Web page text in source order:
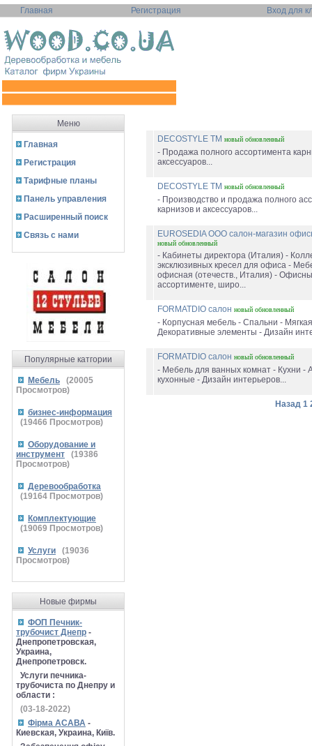
Главная Регистрация Вход для
Меню
Главная
Регистрация
Тарифные планы
Панель управления
Расширенный поиск
Связь с нами
Популярные катгории
Мебель (20005
Просмотров)
бизнес-информация
(19466 Просмотров)
Оборудование и
инструмент
(19386
Просмотров)
Деревообработка
(19164 Просмотров)
Комплектующие
(19069 Просмотров)
Услуги (19036
Просмотров)
Новые фирмы
ФОП Печник-
трубочист Днепр -
Днепропетровская,
Украина,
Днепропетровск.
Услуги печника-
трубочиста по Днепру и
области :
(03-18-2022)
Фірма АСАВА -
Киевская, Украина, Київ.
DECOSTYLE ТМ новый обновленный
- Продажа полного ассортимента
аксессуаров...
DECOSTYLE ТМ новый обновленный
- Производство и продажа полного
карнизов и аксессуаров...
EUROSEDIA ООО салон-магазин
новый обновленный
- Кабинеты директора (Италия) -
эксклюзивных кресел для офиса -
офисная (отечеств., Италия) -
ассортименте, широ...
FORMATDIO салон новый обновленный
- Корпусная мебель - Спальни -
Декоративные элементы - Дизайн
FORMATDIO салон новый обновленный
- Мебель для ванных комнат - Кухни -
кухонные - Дизайн интерьеров...
Назад 1